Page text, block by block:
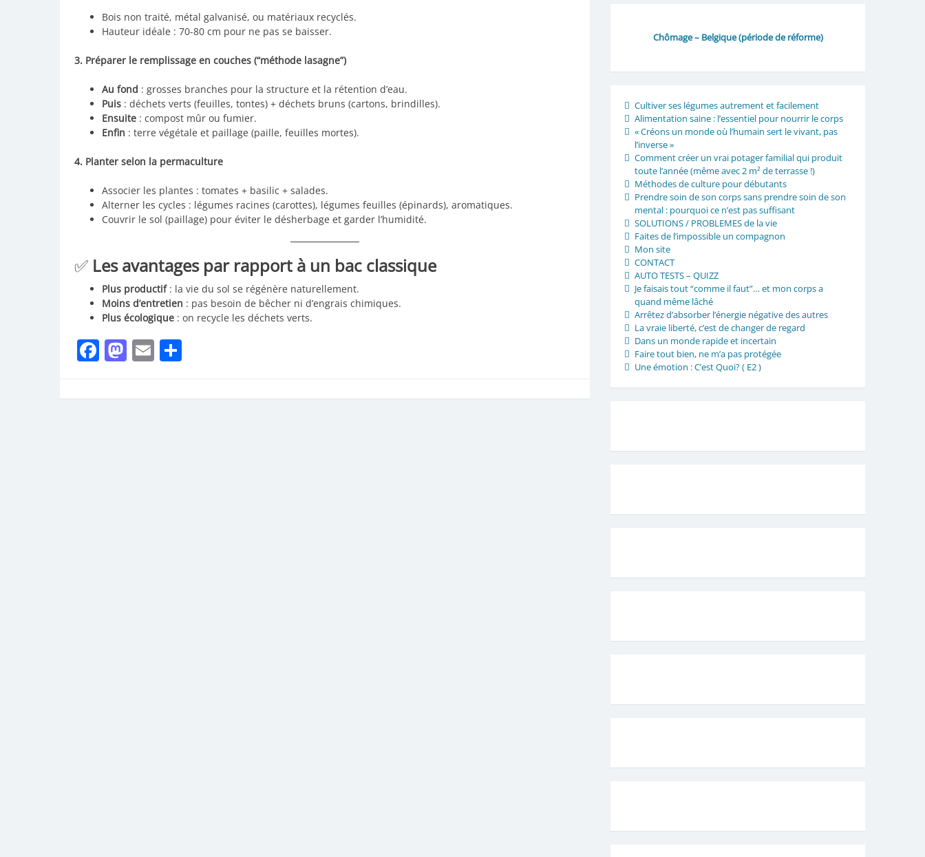
Bois non traité, métal galvanisé, ou matériaux recyclés.
Hauteur idéale : 70-80 cm pour ne pas se baisser.
3. Préparer le remplissage en couches (“méthode lasagne”)
Au fond : grosses branches pour la structure et la rétention d’eau.
Puis : déchets verts (feuilles, tontes) + déchets bruns (cartons, brindilles).
Ensuite : compost mûr ou fumier.
Enfin : terre végétale et paillage (paille, feuilles mortes).
4. Planter selon la permaculture
Associer les plantes : tomates + basilic + salades.
Alterner les cycles : légumes racines (carottes), légumes feuilles (épinards), aromatiques.
Couvrir le sol (paillage) pour éviter le désherbage et garder l’humidité.
✅ Les avantages par rapport à un bac classique
Plus productif: la vie du sol se régénère naturellement.
Moins d’entretien : pas besoin de bêcher ni d’engrais chimiques.
Plus écologique : on recycle les déchets verts.
Facebook
Mastodon
Email
Chômage – Belgique (période de réforme)
Cultiver ses légumes autrement et facilement
Alimentation saine : l’essentiel pour nourrir le corps
« Créons un monde où l’humain sert le vivant, pas
l’inverse »
Comment créer un vrai potager familial qui produit
toute l’année (même avec 2 m² de terrasse !)
Méthodes de culture pour débutants
Prendre soin de son corps sans prendre soin de son
mental : pourquoi ce n’est pas suffisant
SOLUTIONS / PROBLEMES de la vie
Faites de l’impossible un compagnon
Mon site
CONTACT
AUTO TESTS – QUIZZ
Je faisais tout “comme il faut”… et mon corps a
quand même lâché
Arrêtez d’absorber l’énergie négative des autres
La vraie liberté, c’est de changer de regard
Dans un monde rapide et incertain
Faire tout bien, ne m’a pas protégée
Une émotion : C’est Quoi? ( E2 )